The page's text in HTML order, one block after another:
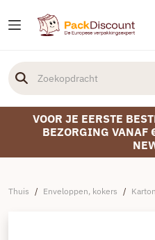
VOOR JE EERSTE
BEZORGING VANAF
Thuis / Enveloppen, kokers /